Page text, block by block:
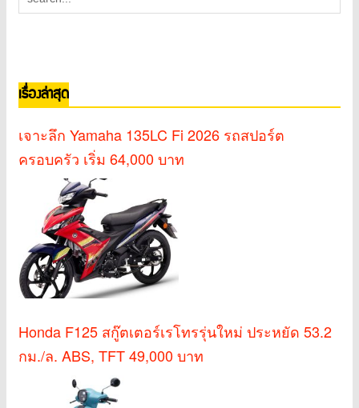
เรื่องล่าสุด
เจาะลึก Yamaha 135LC Fi 2026 รถสปอร์ต
ครอบครัว เริ่ม 64,000 บาท
Honda F125 สกู๊ตเตอร์เรโทรรุ่นใหม่ ประหยัด 53.2
กม./ล. ABS, TFT 49,000 บาท